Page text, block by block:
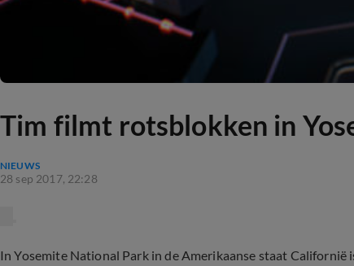
Tim filmt rotsblokken in
NIEUWS
28 sep 2017, 22:28
In Yosemite National Park in de Amerikaanse staat Californië